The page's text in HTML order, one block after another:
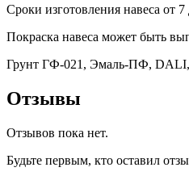
Сроки изготовления навеса от
Покраска навеса может быть
Грунт ГФ-021, Эмаль-ПФ, DALI,
Отзывы
Отзывов пока нет.
Будьте первым, кто оставил